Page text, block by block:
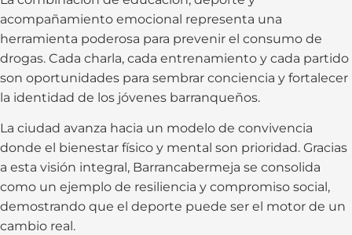
acompañamiento emocional representa una
herramienta poderosa para prevenir el consumo de
drogas. Cada charla, cada entrenamiento y cada partido
son oportunidades para sembrar conciencia y fortalecer
la identidad de los jóvenes barranqueños.
La ciudad avanza hacia un modelo de convivencia
donde el bienestar físico y mental son prioridad. Gracias
a esta visión integral, Barrancabermeja se consolida
como un ejemplo de resiliencia y compromiso social,
demostrando que el deporte puede ser el motor de un
cambio real.